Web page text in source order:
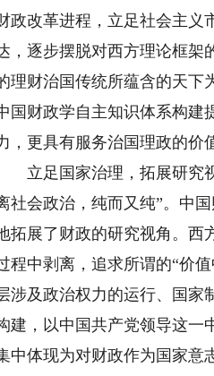
政改革进程，立足社会主义
，逐步摆脱对西方理论框架
理财治国传统所蕴含的天下
国财政学自主知识体系构建
，更具有服务治国理政的价
立足国家治理，拓展研究视
社会政治，纯而又纯”。中
拓展了财政的研究视角。西
程中剥离，追求所谓的“价
涉及政治权力的运行、国家
建，以中国共产党领导这一
中体现为对财政作为国家意